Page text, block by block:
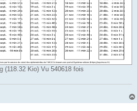
(118.32 Kio) Vu 540618 fois